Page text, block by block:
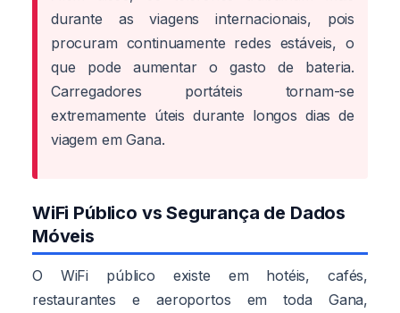
durante as viagens internacionais, pois
procuram continuamente redes estáveis, o
que pode aumentar o gasto de bateria.
Carregadores portáteis tornam-se
extremamente úteis durante longos dias de
viagem em Gana.
WiFi Público vs Segurança de Dados
Móveis
O WiFi público existe em hotéis, cafés,
restaurantes e aeroportos em toda Gana,